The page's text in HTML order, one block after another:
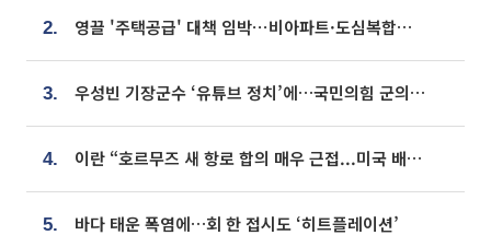
2. 영끌 '주택공급' 대책 임박⋯비아파트·도심복합까지 총동원
3. 우성빈 기장군수 ‘유튜브 정치’에…국민의힘 군의원들 집단 반발
4. 이란 “호르무즈 새 항로 합의 매우 근접...미국 배상 먼저”
5. 바다 태운 폭염에…회 한 접시도 ‘히트플레이션’